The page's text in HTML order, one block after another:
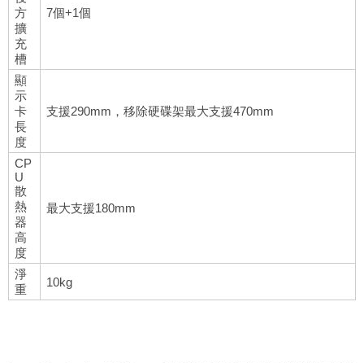
方
擴
充
槽
7個+1個
顯
示
卡
長
度
支援290mm，移除硬碟架最大支援470mm
CP
U
散
熱
器
高
度
最大支援180mm
淨
重
10kg